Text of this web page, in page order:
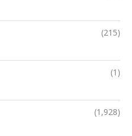
(215)
(1)
(1,928)